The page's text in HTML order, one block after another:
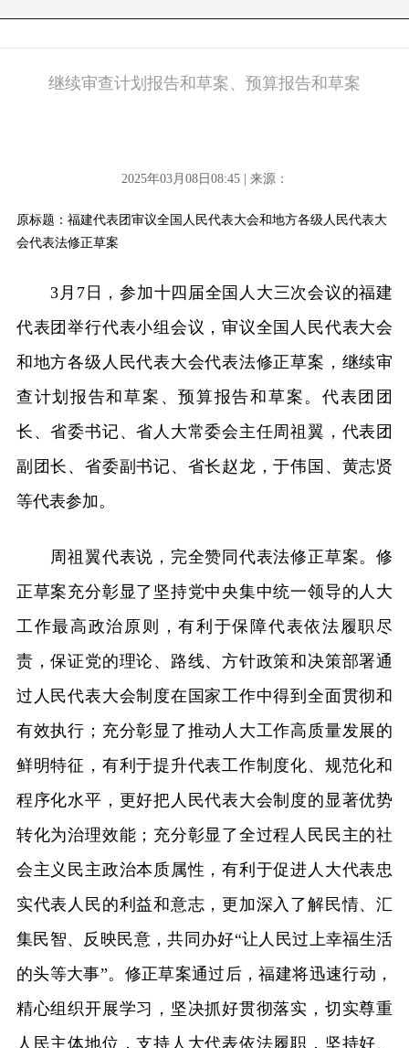
继续审查计划报告和草案、预算报告和草案
2025年03月08日08:45 | 来源：
原标题：福建代表团审议全国人民代表大会和地方各级人民代表大
会代表法修正草案
3月7日，参加十四届全国人大三次会议的福建
代表团举行代表小组会议，审议全国人民代表大会
和地方各级人民代表大会代表法修正草案，继续审
查计划报告和草案、预算报告和草案。代表团团
长、省委书记、省人大常委会主任周祖翼，代表团
副团长、省委副书记、省长赵龙，于伟国、黄志贤
等代表参加。
周祖翼代表说，完全赞同代表法修正草案。修
正草案充分彰显了坚持党中央集中统一领导的人大
工作最高政治原则，有利于保障代表依法履职尽
责，保证党的理论、路线、方针政策和决策部署通
过人民代表大会制度在国家工作中得到全面贯彻和
有效执行；充分彰显了推动人大工作高质量发展的
鲜明特征，有利于提升代表工作制度化、规范化和
程序化水平，更好把人民代表大会制度的显著优势
转化为治理效能；充分彰显了全过程人民民主的社
会主义民主政治本质属性，有利于促进人大代表忠
实代表人民的利益和意志，更加深入了解民情、汇
集民智、反映民意，共同办好“让人民过上幸福生活
的头等大事”。修正草案通过后，福建将迅速行动，
精心组织开展学习，坚决抓好贯彻落实，切实尊重
人民主体地位，支持人大代表依法履职，坚持好、